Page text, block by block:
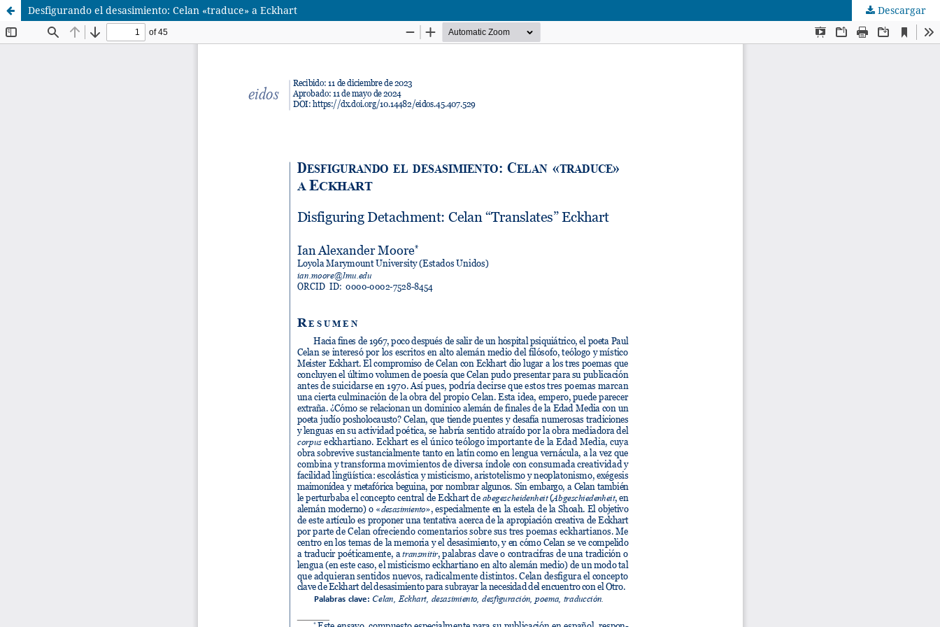
Desfigurando el desasimiento: Celan «traduce» a Eckhart Descargar